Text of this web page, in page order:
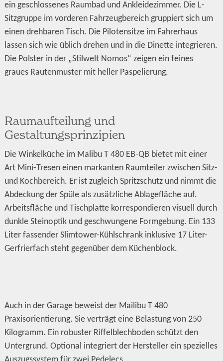
ein geschlossenes Raumbad und Ankleidezimmer. Die L-
Sitzgruppe im vorderen Fahrzeugbereich gruppiert sich um
einen drehbaren Tisch. Die Pilotensitze im Fahrerhaus
lassen sich wie üblich drehen und in die Dinette integrieren.
Die Polster in der „Stilwelt Nomos“ zeigen ein feines
graues Rautenmuster mit heller Paspelierung.
Raumaufteilung und
Gestaltungsprinzipien
Die Winkelküche im Malibu T 480 EB-QB bietet mit einer
Art Mini-Tresen einen markanten Raumteiler zwischen Sitz-
und Kochbereich. Er ist zugleich Spritzschutz und nimmt die
Abdeckung der Spüle als zusätzliche Ablagefläche auf.
Arbeitsfläche und Tischplatte korrespondieren visuell durch
dunkle Steinoptik und geschwungene Formgebung. Ein 133
Liter fassender Slimtower-Kühlschrank inklusive 17 Liter-
Gerfrierfach steht gegenüber dem Küchenblock.
Auch in der Garage beweist der Mailibu T 480
Praxisorientierung. Sie verträgt eine Belastung von 250
Kilogramm. Ein robuster Riffelblechboden schützt den
Untergrund. Optional integriert der Hersteller ein spezielles